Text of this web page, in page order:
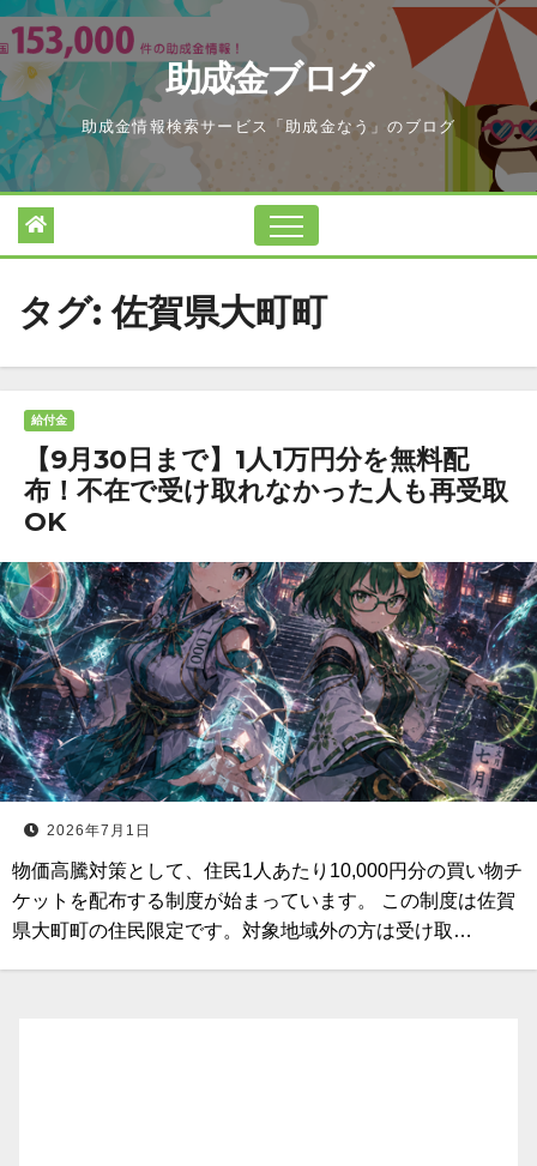
Skip
to
content
助成金ブログ
助成金情報検索サービス「助成金なう」のブログ
タグ:佐賀県大町町
給付金
【9月30日まで】1人1万円分を無料配
布！不在で受け取れなかった人も再受取
OK
2026年7月1日
物価高騰対策として、住民1人あたり10,000円分の買い物チ
ケットを配布する制度が始まっています。 この制度は佐賀
県大町町の住民限定です。対象地域外の方は受け取…